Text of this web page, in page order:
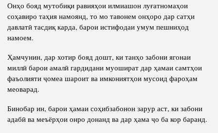
Онҳо бояд мутобиқи равияҳои илмиашон луғатномаҳои
соҳавиро таҳия намоянд, то мо тавонем онҳоро дар сатҳи
давлатӣ тасдиқ карда, барои истифодаи умум пешниҳод
намоем.
Ҳамчунин, дар хотир бояд дошт, ки танҳо забони ягонаи
миллӣ барои амалӣ гардидани муошират дар ҳамаи самтҳои
фаъолияти ҷомеа шароит ва имкониятҳои мусоид фароҳам
меоварад.
Бинобар ин, барои ҳамаи соҳибзабонон зарур аст, ки забони
адабӣ ва меъёрҳои онро донанд ва дар ҳама ҷо ба кор баранд.